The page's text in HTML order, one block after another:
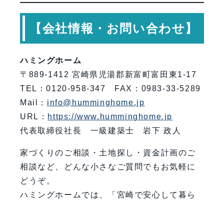
【会社情報・お問い合わせ】
ハミングホーム
〒889-1412 宮崎県児湯郡新富町富田東1-17
TEL：0120-958-347 FAX：0983-33-5289
Mail： info@humminghome.jp
URL： https://www.humminghome.jp
代表取締役社長 一級建築士 岩下 政人
家づくりのご相談・土地探し・資金計画のご
相談など、どんな小さなご質問でもお気軽に
どうぞ。
ハミングホームでは、「宮崎で安心して暮ら